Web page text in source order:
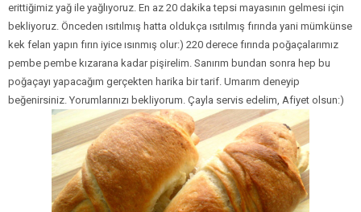
erittiğimiz yağ ile yağlıyoruz. En az 20 dakika tepsi mayasının gelmesi için
bekliyoruz. Önceden ısıtılmış hatta oldukça ısıtılmış fırında yani mümkünse
kek felan yapın fırın iyice ısınmış olur:) 220 derece fırında poğaçalarımız
pembe pembe kızarana kadar pişirelim. Sanırım bundan sonra hep bu
poğaçayı yapacağım gerçekten harika bir tarif. Umarım deneyip
beğenirsiniz. Yorumlarınızı bekliyorum. Çayla servis edelim, Afiyet olsun:)